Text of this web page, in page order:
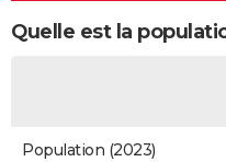
Quelle est la
Population (2023)